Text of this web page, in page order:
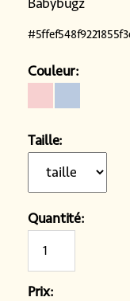
#
Couleur:
Taille:
Quantité:
Prix: